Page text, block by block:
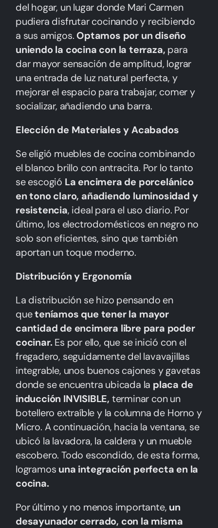
del hogar, un lugar donde Mari Carmen
pudiera disfrutar cocinando y recibiendo
a sus amigos. Optamos por un diseño
uniendo la cocina con la terraza, para
dar mayor sensación de amplitud, lograr
una entrada de luz natural perfecta, y
mejorar el espacio para trabajar, comer y
socializar, añadiendo una barra.
Elección de Materiales y Acabados
Se eligió muebles de cocina combinando
el blanco brillo con antracita. Por lo tanto
se escogió La encimera de porcelánico
en tono claro, añadiendo luminosidad y
resistencia, ideal para el uso diario. Por
último, los electrodomésticos en negro no
solo son eficientes, sino que también
aportan un toque moderno.
Distribución y Ergonomía
La distribución se hizo pensando en
queteníamos que tener la mayor
cantidad de encimera libre para poder
cocinar.Es por ello, que se inició con el
fregadero, seguidamente del lavavajillas
integrable, unos buenos cajones y gavetas
donde se encuentra ubicada la placa de
inducción INVISIBLE, terminar con un
botellero extraíble y la columna de Horno y
Micro. A continuación, hacia la ventana, se
ubicó la lavadora, la caldera y un mueble
escobero. Todo escondido, de esta forma,
logramos una integración perfecta en la
cocina.
Por último y no menos importante, un
desayunador cerrado, con la misma